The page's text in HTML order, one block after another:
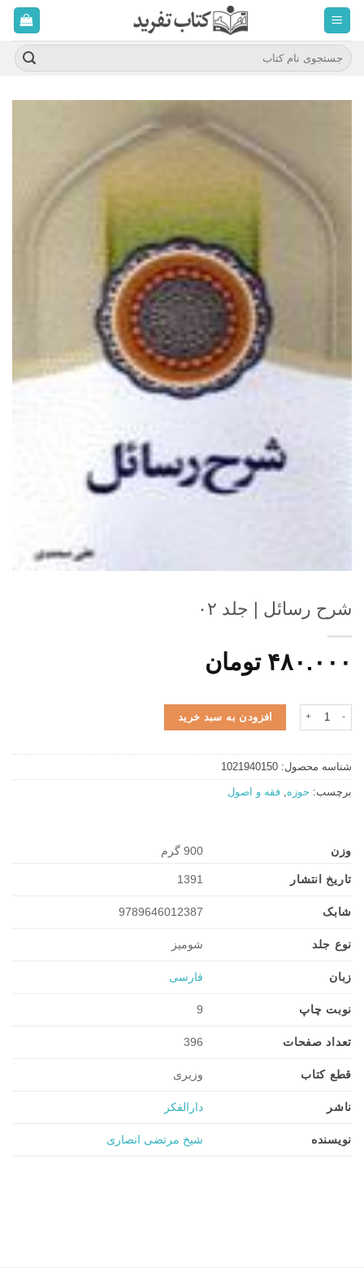
محتوا
برویدجستجو
برای:
شرح رسائل | جلد ۰۲
۴۸۰.۰۰۰ تومان
شرح رسائل | جلد ۰۲ عدد افزودن به سبد خرید
شناسه محصول: 1021940150
برچسب: حوزه فقه و اصول
وزن 900 گرم
تاریخ انتشار 1391
شابک 9789646012387
نوع جلد شومیز
زبان فارسی
نوبت چاپ 9
تعداد صفحات 396
قطع کتاب وزیری
ناشر دارالفکر
نویسنده شیخ مرتضی انصاری